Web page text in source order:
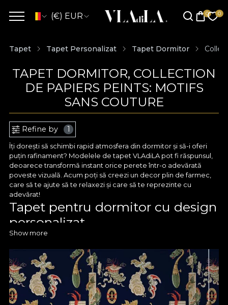
(€) EUR
Tapet Tapet Personalizat Tapet Dormitor
TAPET DORMITOR, COLLECTION
DE PAPIERS PEINTS: MOTIFS
SANS COUTURE
Refine by 1
Îți dorești să schimbi rapid atmosfera din dormitor și să-i oferi
puțin rafinament? Modelele de tapet VLAdiLA pot fi răspunsul,
deoarece transformă instant orice perete într-o adevărată
poveste vizuală. Acum poți să creezi un decor plin de farmec,
care să te ajute să te relaxezi și care să te reprezinte cu
adevărat!
Tapet pentru dormitor cu design
personalizat
o poveste unică prin fiecare culoare și detaliu, atunci merită să
descoperi colecțiile noastre de tapete pentru dormitor. Acum,
ai ocazia să-ți exprimi creativitatea și să creezi un ambient care
să surprindă ceea ce îți dorești. La VLAdiLA poți descoperi
numeroase opțiuni care se potrivesc cu diferite design-uri și ai
sprijinul nostru pentru a putea alege un model de poveste, de
Show more